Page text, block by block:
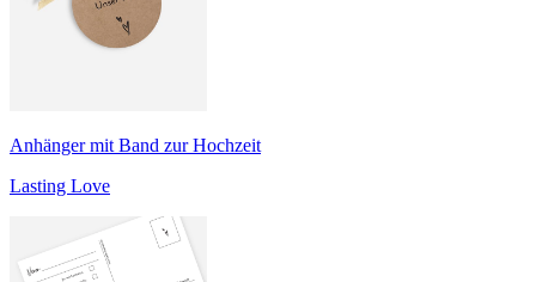
Anhänger mit Band zur Hochzeit
Lasting Love